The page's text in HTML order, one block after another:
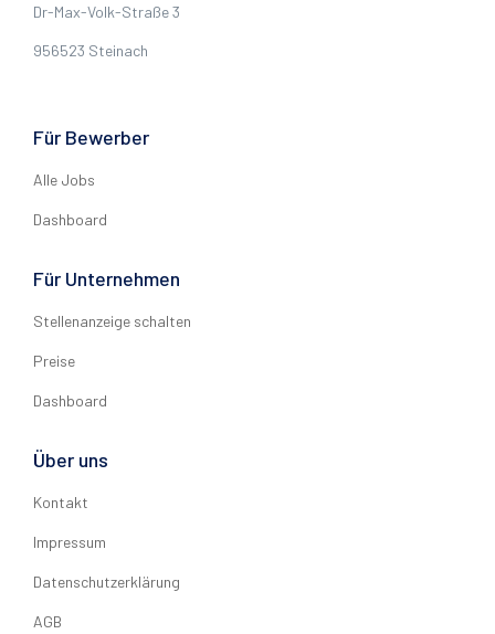
Dr-Max-Volk-Straße 3
956523 Steinach
Für Bewerber
Alle Jobs
Dashboard
Für Unternehmen
Stellenanzeige schalten
Preise
Dashboard
Über uns
Kontakt
Impressum
Datenschutzerklärung
AGB